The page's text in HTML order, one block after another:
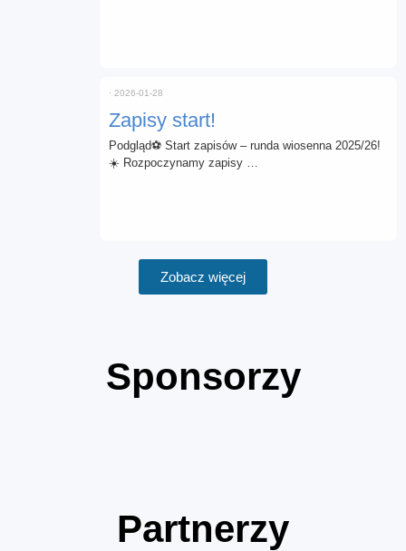
Zapisy start!
⋅ 2026-01-28
Podgląd⚽ Start zapisów – runda wiosenna 2025/26!
☀️ Rozpoczynamy zapisy …
Zobacz więcej
Sponsorzy
Partnerzy